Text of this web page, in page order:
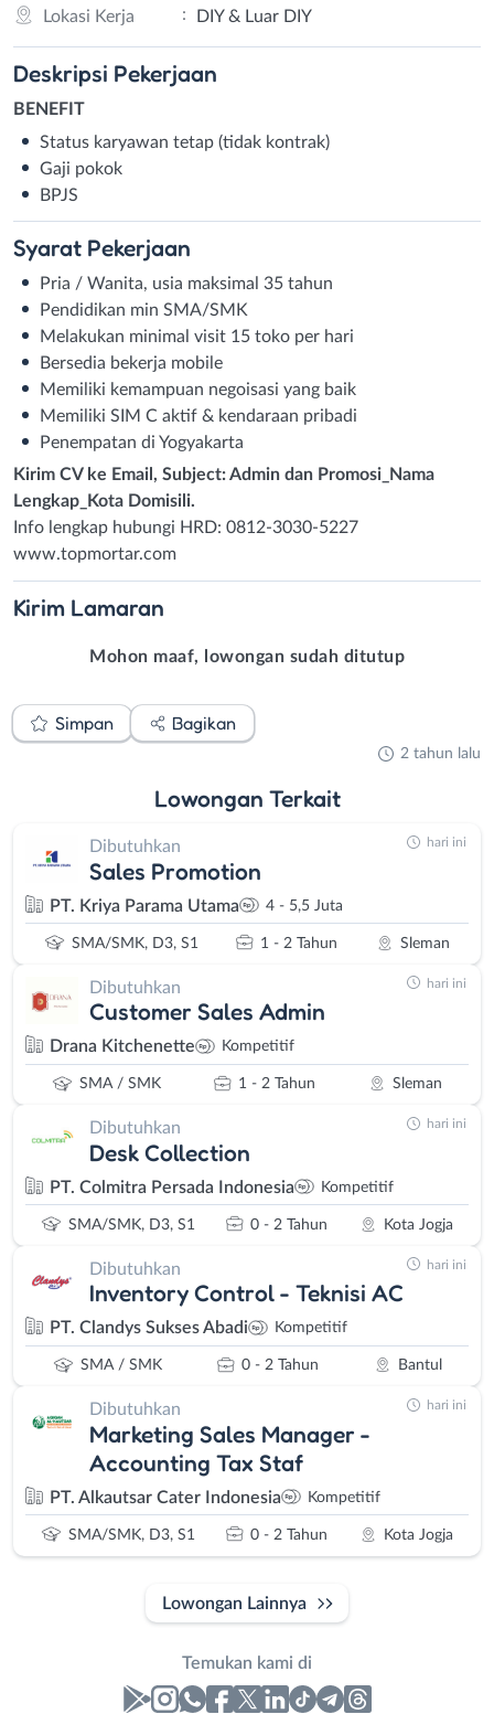
Lokasi Kerja
: DIY & Luar DIY
Deskripsi Pekerjaan
BENEFIT
Status karyawan tetap (tidak kontrak)
Gaji pokok
BPJS
Syarat Pekerjaan
Pria / Wanita, usia maksimal 35 tahun
Pendidikan min SMA/SMK
Melakukan minimal visit 15 toko per hari
Bersedia bekerja mobile
Memiliki kemampuan negoisasi yang baik
Memiliki SIM C aktif & kendaraan pribadi
Penempatan di Yogyakarta
Kirim CV ke Email, Subject: Admin dan Promosi_Nama
Lengkap_Kota Domisili.
Info lengkap hubungi HRD: 0812-3030-5227
www.topmortar.com
Kirim Lamaran
Mohon maaf, lowongan sudah ditutup
Simpan Bagikan
2 tahun lalu
Lowongan Terkait
Dibutuhkan
Sales Promotion
PT. Kriya Parama Utama 4 - 5,5 Juta
SMA/SMK, D3, S1 1 - 2 Tahun Sleman
hari ini
Dibutuhkan
Customer Sales Admin
Drana Kitchenette Kompetitif
SMA / SMK 1 - 2 Tahun Sleman
hari ini
Dibutuhkan
Desk Collection
PT. Colmitra Persada Indonesia Kompetitif
SMA/SMK, D3, S1 0 - 2 Tahun Kota Jogja
hari ini
Dibutuhkan
Inventory Control - Teknisi AC
PT. Clandys Sukses Abadi Kompetitif
SMA / SMK 0 - 2 Tahun Bantul
hari ini
Dibutuhkan
Marketing Sales Manager -
Accounting Tax Staf
PT. Alkautsar Cater Indonesia Kompetitif
SMA/SMK, D3, S1 0 - 2 Tahun Kota Jogja
hari ini
Lowongan Lainnya
Temukan kami di